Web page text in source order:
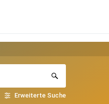
Erweiterte Suche